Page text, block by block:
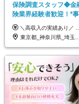
保険調査スタッフ◆金
険業界経験者歓迎！*
あり*30代～60代活躍*
原則直行直帰*高収入可
＼高収入の実績あり／ なかには年収1000万円を超える方もいらっしゃいます！ 【完全出来高報酬制】 ★仕事に慣れるまで収入をサポート 1か月目：報酬が通常の2倍 2か月目：報酬が通常の1.5倍 ※災害に関する業務については、収入サポートの対象外 ※試用期間はありません ＊＊＊業務報酬の例＊＊＊ ・事故原因調査（4箇所確認）…1万5000円～ ・有無責／不正請求疑義調査（自動車案件）…2万円～ ・医療調査（1箇所確認）…1万7000円～ ・書類取付（1箇所訪問）…3000円～ ※上記は目安になります ※実際の報酬は業務報酬に応じた個々のスキル・実績を加味したものになります
東京都_神奈川県_埼玉県_千葉県_大阪府_愛知県_北海道_青森県_岩手県_宮城県_秋田県_山形県_福島県_茨城県_栃木県_群馬県_新潟県_山梨県_長野県_富山県_石川県_福井県_静岡県_岐阜県_三重県_兵庫県_京都府_滋賀県_奈良県_和歌山県_広島県_岡山県_鳥取県_島根県_山口県_徳島県_香川県_愛媛県_高知県_福岡県_熊本県_佐賀県_長崎県_大分県_宮崎県_鹿児島県_沖縄県